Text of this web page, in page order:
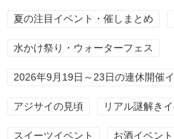
夏の注目イベント・催しまとめ
水かけ祭り・ウォーターフェス
2026年9月19日～23日の連休開催
アジサイの見頃 リアル謎解き
スイーツイベント お酒イベント